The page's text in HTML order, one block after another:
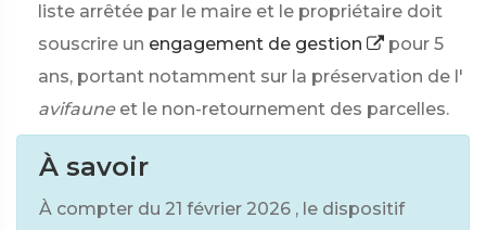
liste arrêtée par le maire et le propriétaire doit
souscrire un engagement de gestion
pour 5
ans, portant notamment sur la préservation de l'
avifaune et le non-retournement des parcelles.
À savoir
À compter du 21 février 2026 , le dispositif